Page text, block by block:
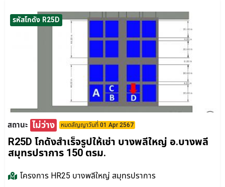
รหัสโกดัง R25D
สถานะ ไม่ว่าง หมดสัญญาวันที่ 01 Apr 2567
R25D โกดังสำเร็จรูปให้เช่า บางพลีใหญ่ อ.บางพลี
สมุทรปราการ 150 ตรม.
โครงการ HR25 บางพลีใหญ่ สมุทรปราการ